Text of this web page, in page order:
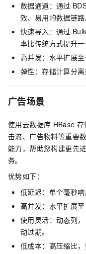
数据通道：通过
效、易用的数据链路
快速导入：通过
率比传统方式提升一
高并发：水平扩展
弹性：存储计算分
广告场景
使用云数据库 HBase 存
击流、广告物料等重要
能力，帮助您构建更先
务。
优势如下：
低延迟：单个毫秒
高并发：水平扩展
使用灵活：动态列
动过期。
低成本：高压缩比